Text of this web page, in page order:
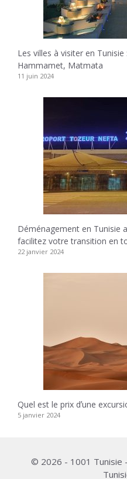
Les villes à visiter en
Hammamet, Matmata
11 juin 2024
Déménagement en Tunisie
facilitez votre transition en
22 janvier 2024
Quel est le prix dʼune
5 janvier 2024
© 2026 - 1001 Tunisie